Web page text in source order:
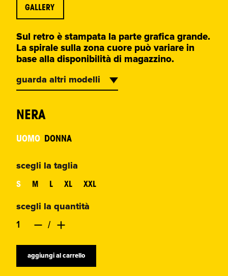
GALLERY
Sul retro è stampata la parte grafica grande.
La spirale sulla zona cuore può variare in
base alla disponibilità di magazzino.
guarda altri modelli
NERA
UOMO DONNA
scegli la taglia
S M L XL XXL
scegli la quantità
aggiungi al carrello